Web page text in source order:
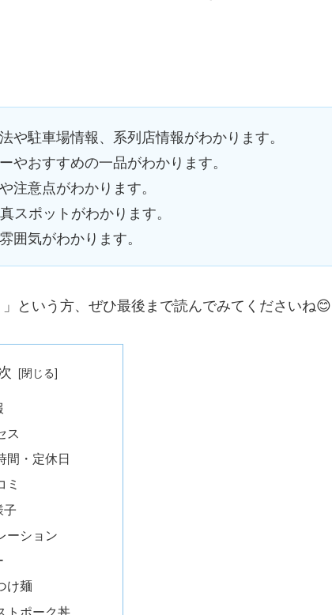
駐車場情報、系列店情報がわかります。
おすすめの一品がわかります。
意点がわかります。
ポットがわかります。
気がわかります。
という方、ぜひ最後まで読んでみてくださいね😊
ス
間・定休日
ミ
子
ーション
け麺
トポーク丼